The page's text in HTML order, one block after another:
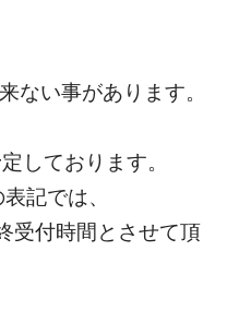
ない事があります。
しております。
記では、
受付時間とさせて頂